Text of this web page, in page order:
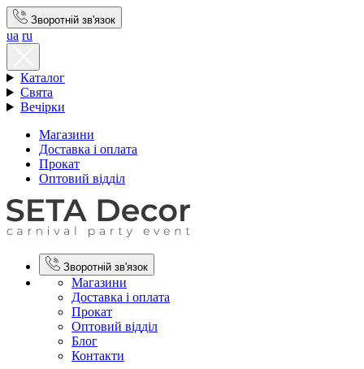
Зворотній зв'язок
ua ru
Каталог
Свята
Вечірки
Магазини
Доставка і оплата
Прокат
Оптовий відділ
Зворотній зв'язок
Магазини
Доставка і оплата
Прокат
Оптовий відділ
Блог
Контакти